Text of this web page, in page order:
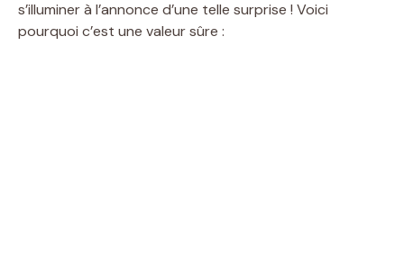
s’illuminer à l’annonce d’une telle surprise ! Voici
pourquoi c’est une valeur sûre :